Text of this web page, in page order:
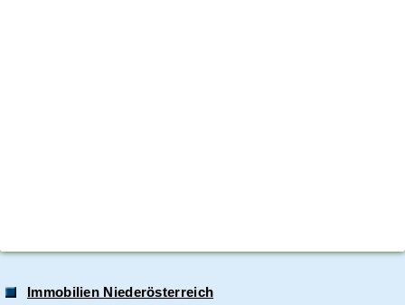
Immobilien Niederösterreich